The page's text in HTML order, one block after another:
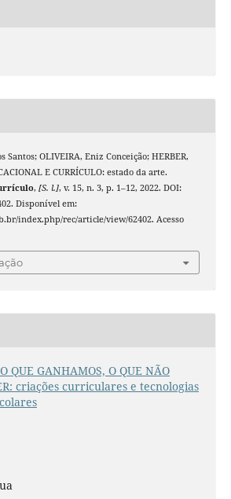
Santos; OLIVEIRA, Eniz Conceição; HERBER,
E CURRÍCULO: estado da arte.
, [S. l.], v. 15, n. 3, p. 1–12, 2022. DOI:
Disponível em:
index.php/rec/article/view/62402. Acesso
QUE GANHAMOS, O QUE NÃO
criações curriculares e tecnologias